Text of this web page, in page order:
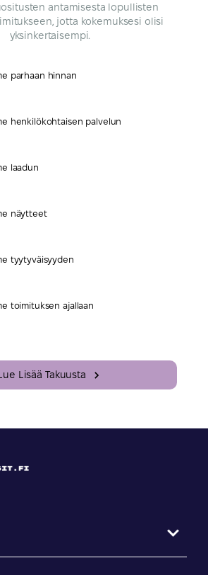
antamisesta lopullisten
jotta kokemuksesi olisi
yksinkertaisempi.
parhaan hinnan
henkilökohtaisen palvelun
laadun
näytteet
tyytyväisyyden
toimituksen ajallaan
Lisää Takuusta